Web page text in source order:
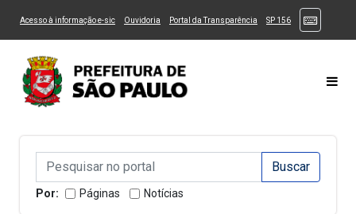
Ir ao Conteúdo Ir para menu principal Ir para busca 3
Alternar Alto Contraste
Acesso à informação e-sic(Link para um novo sítio)
Ouvidoria (Link para um novo sítio)
Portal da Transparência (Link para um novo sítio)
SP 156(Link para um
Campo de Busca de informações
Campo de Busca de informações Enviar a Busca
Por: Páginas Notícias